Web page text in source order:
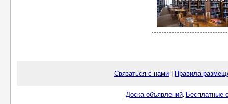
Связаться с нами Правила
Доска объявлений. Бесплатные